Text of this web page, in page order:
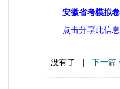
安徽省考模拟
点击分享此信息
没有了 | 下一篇